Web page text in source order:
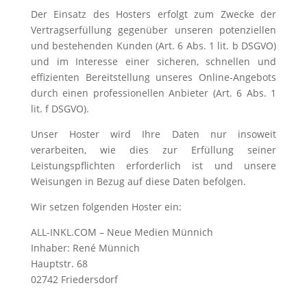
Der Einsatz des Hosters erfolgt zum Zwecke der
Vertragserfüllung gegenüber unseren potenziellen
und bestehenden Kunden (Art. 6 Abs. 1 lit. b DSGVO)
und im Interesse einer sicheren, schnellen und
effizienten Bereitstellung unseres Online-Angebots
durch einen professionellen Anbieter (Art. 6 Abs. 1
lit. f DSGVO).
Unser Hoster wird Ihre Daten nur insoweit
verarbeiten, wie dies zur Erfüllung seiner
Leistungspflichten erforderlich ist und unsere
Weisungen in Bezug auf diese Daten befolgen.
Wir setzen folgenden Hoster ein:
ALL-INKL.COM – Neue Medien Münnich
Inhaber: René Münnich
Hauptstr. 68
02742 Friedersdorf